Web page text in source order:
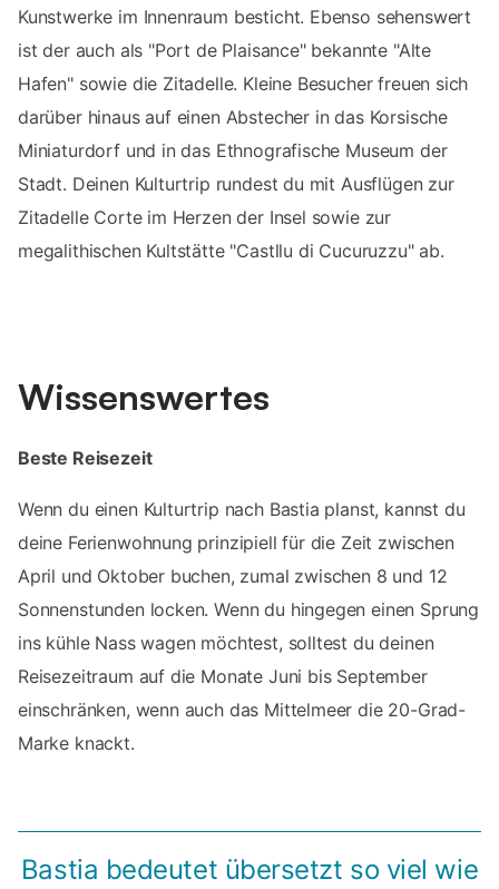
Kunstwerke im Innenraum besticht. Ebenso sehenswert
ist der auch als "Port de Plaisance" bekannte "Alte
Hafen" sowie die Zitadelle. Kleine Besucher freuen sich
darüber hinaus auf einen Abstecher in das Korsische
Miniaturdorf und in das Ethnografische Museum der
Stadt. Deinen Kulturtrip rundest du mit Ausflügen zur
Zitadelle Corte im Herzen der Insel sowie zur
megalithischen Kultstätte "Castllu di Cucuruzzu" ab.
Wissenswertes
Beste Reisezeit
Wenn du einen Kulturtrip nach Bastia planst, kannst du
deine Ferienwohnung prinzipiell für die Zeit zwischen
April und Oktober buchen, zumal zwischen 8 und 12
Sonnenstunden locken. Wenn du hingegen einen Sprung
ins kühle Nass wagen möchtest, solltest du deinen
Reisezeitraum auf die Monate Juni bis September
einschränken, wenn auch das Mittelmeer die 20-Grad-
Marke knackt.
Bastia bedeutet übersetzt so viel wie